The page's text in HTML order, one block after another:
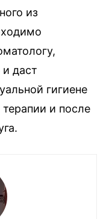
из
и даст
гигиене
и после